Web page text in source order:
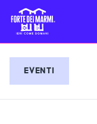
EVENTI
EVENTI